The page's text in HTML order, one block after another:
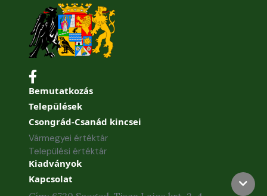
Bemutatkozás
Települések
Csongrád-Csanád kincsei
Vármegyei értéktár
Települési értéktár
Kiadványok
Kapcsolat